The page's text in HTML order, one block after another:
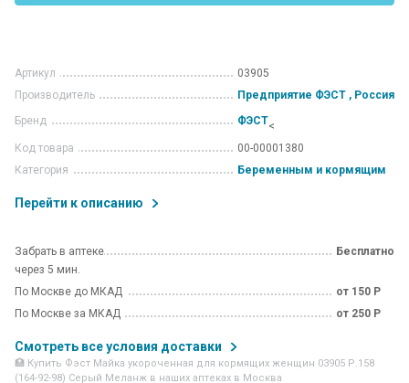
Артикул
03905
Производитель
Предприятие ФЭСТ , Россия
Бренд
ФЭСТ<
Код товара
00-00001380
Категория
Беременным и кормящим
Перейти к описанию
Забрать в аптеке
через 5 мин.
Бесплатно
По Москве до МКАД
от 150 Р
По Москве за МКАД
от 250 Р
Смотреть все условия доставки
🏥 Купить Фэст Майка укороченная для кормящих женщин 03905 Р.158
(164-92-98) Серый Меланж в наших аптеках в Москва